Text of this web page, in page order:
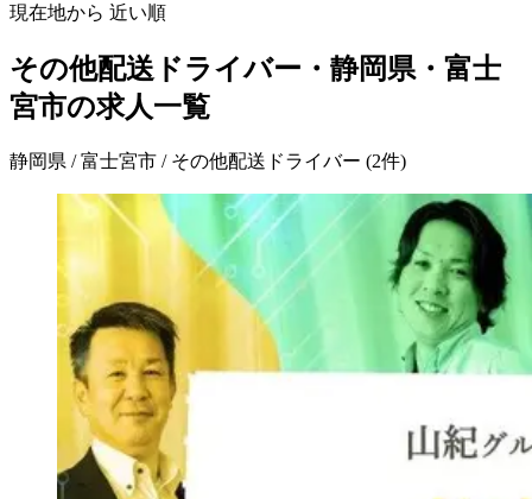
現在地から 近い順
その他配送ドライバー・静岡県・富士
宮市の求人一覧
静岡県 / 富士宮市 / その他配送ドライバー (2件)